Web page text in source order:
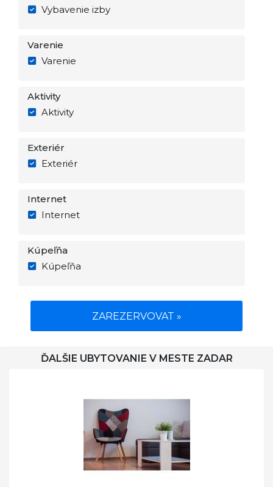
Vybavenie izby
Varenie
Varenie
Aktivity
Aktivity
Exteriér
Exteriér
Internet
Internet
Kúpeľňa
Kúpeľňa
ZAREZERVOVAT »
ĎALŠIE UBYTOVANIE V MESTE ZADAR